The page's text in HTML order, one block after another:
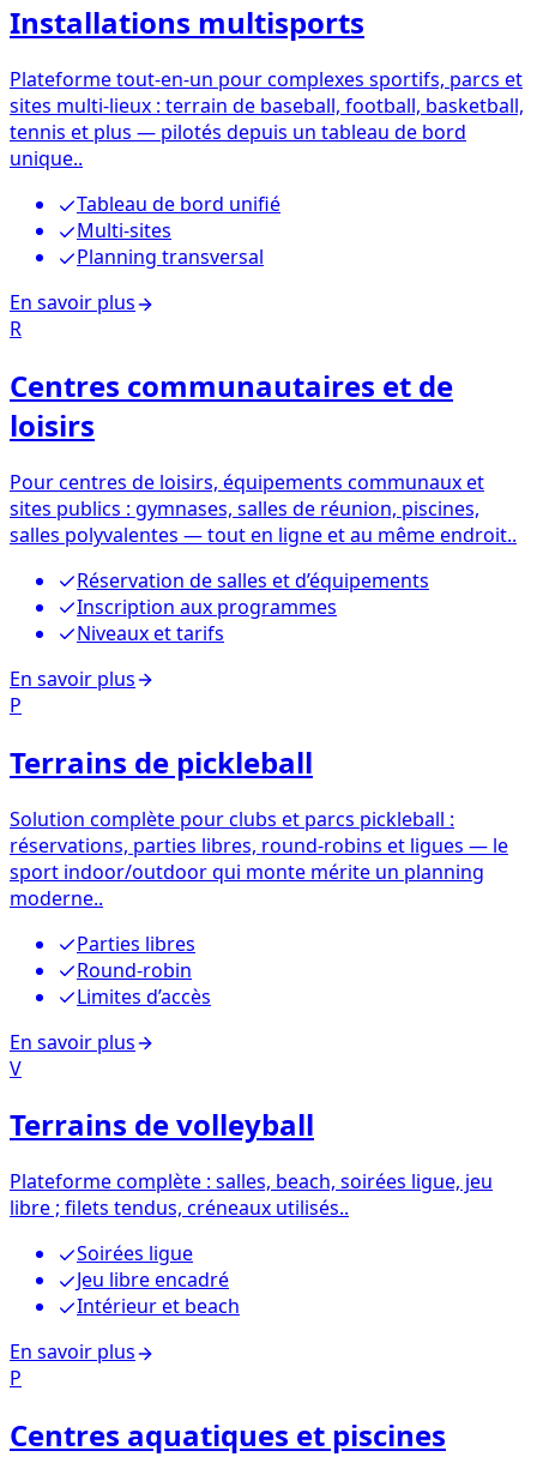
Installations multisports
Plateforme tout-en-un pour complexes sportifs, parcs et
sites multi-lieux : terrain de baseball, football, basketball,
tennis et plus — pilotés depuis un tableau de bord
unique..
Tableau de bord unifié
Multi-sites
Planning transversal
En savoir plus
R
Centres communautaires et de
loisirs
Pour centres de loisirs, équipements communaux et
sites publics : gymnases, salles de réunion, piscines,
salles polyvalentes — tout en ligne et au même endroit..
Réservation de salles et d’équipements
Inscription aux programmes
Niveaux et tarifs
En savoir plus
P
Terrains de pickleball
Solution complète pour clubs et parcs pickleball :
réservations, parties libres, round-robins et ligues — le
sport indoor/outdoor qui monte mérite un planning
moderne..
Parties libres
Round-robin
Limites d’accès
En savoir plus
V
Terrains de volleyball
Plateforme complète : salles, beach, soirées ligue, jeu
libre ; filets tendus, créneaux utilisés..
Soirées ligue
Jeu libre encadré
Intérieur et beach
En savoir plus
P
Centres aquatiques et piscines